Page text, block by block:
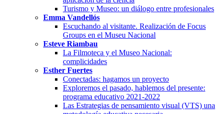
Turismo y Museo: un diálogo entre profesionales
Emma Vandellós
Escuchando al visitante. Realización de Focus
Groups en el Museu Nacional
Esteve Riambau
La Filmoteca y el Museo Nacional:
complicidades
Esther Fuertes
Conectadas: hagamos un proyecto
Exploremos el pasado, hablemos del presente:
programa educativo 2021-2022
Las Estrategias de pensamiento visual (VTS) una